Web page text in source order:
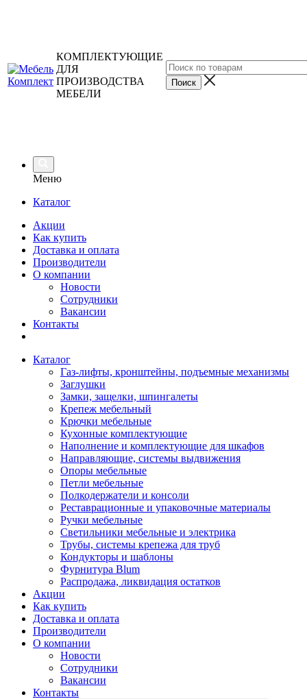
КОМПЛЕКТУЮЩИЕ
ДЛЯ
ПРОИЗВОДСТВА
МЕБЕЛИ
Меню
Каталог
Акции
Как купить
Доставка и оплата
Производители
О компании
Новости
Сотрудники
Вакансии
Контакты
Каталог
Газ-лифты, кронштейны, подъемные механизмы
Заглушки
Замки, защелки, шпингалеты
Крепеж мебельный
Крючки мебельные
Кухонные комплектующие
Наполнение и комплектующие для шкафов
Направляющие, системы выдвижения
Опоры мебельные
Петли мебельные
Полкодержатели и консоли
Реставрационные и упаковочные материалы
Ручки мебельные
Светильники мебельные и электрика
Трубы, системы крепежа для труб
Кондукторы и шаблоны
Фурнитура Blum
Распродажа, ликвидация остатков
Акции
Как купить
Доставка и оплата
Производители
О компании
Новости
Сотрудники
Вакансии
Контакты